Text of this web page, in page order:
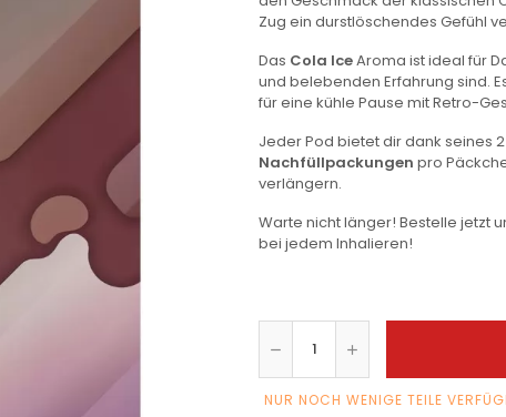
Zug ein durstlöschendes Gefühl
Das Cola IceAroma ist ideal für
und belebenden Erfahrung sind.
für eine kühle Pause mit Retro-
Jeder Pod bietet dir dank seines 2
Nachfüllpackungen pro
verlängern.
Warte nicht länger! Bestelle jetzt
bei jedem Inhalieren!
NUR NOCH WENIGE TEILE